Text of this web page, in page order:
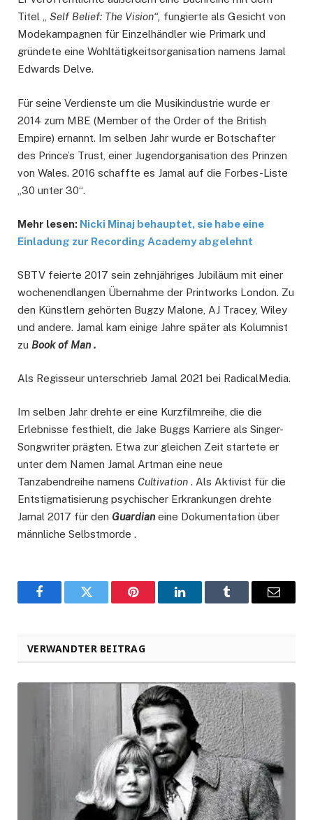
Titel „ Self Belief: The Vision“, fungierte als Gesicht von
Modekampagnen für Einzelhändler wie Primark und
gründete eine Wohltätigkeitsorganisation namens Jamal
Edwards Delve.
Für seine Verdienste um die Musikindustrie wurde er
2014 zum MBE (Member of the Order of the British
Empire) ernannt. Im selben Jahr wurde er Botschafter
des Prince’s Trust, einer Jugendorganisation des Prinzen
von Wales. 2016 schaffte es Jamal auf die Forbes-Liste
„30 unter 30“.
Mehr lesen: Nicki Minaj behauptet, sie habe eine
Einladung zur Recording Academy abgelehnt
SBTV feierte 2017 sein zehnjähriges Jubiläum mit einer
wochenendlangen Übernahme der Printworks London. Zu
den Künstlern gehörten Bugzy Malone, AJ Tracey, Wiley
und andere. Jamal kam einige Jahre später als Kolumnist
zu Book of Man .
Als Regisseur unterschrieb Jamal 2021 bei RadicalMedia.
Im selben Jahr drehte er eine Kurzfilmreihe, die die
Erlebnisse festhielt, die Jake Buggs Karriere als Singer-
Songwriter prägten. Etwa zur gleichen Zeit startete er
unter dem Namen Jamal Artman eine neue
Tanzabendreihe namens Cultivation . Als Aktivist für die
Entstigmatisierung psychischer Erkrankungen drehte
Jamal 2017 für den Guardianeine Dokumentation über
männliche Selbstmorde .
FacebookTwitter Pinterest LinkedInTumblr Email
VERWANDTER BEITRAG